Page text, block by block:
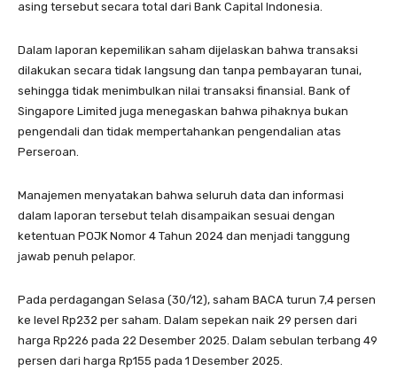
asing tersebut secara total dari Bank Capital Indonesia.
Dalam laporan kepemilikan saham dijelaskan bahwa transaksi
dilakukan secara tidak langsung dan tanpa pembayaran tunai,
sehingga tidak menimbulkan nilai transaksi finansial. Bank of
Singapore Limited juga menegaskan bahwa pihaknya bukan
pengendali dan tidak mempertahankan pengendalian atas
Perseroan.
Manajemen menyatakan bahwa seluruh data dan informasi
dalam laporan tersebut telah disampaikan sesuai dengan
ketentuan POJK Nomor 4 Tahun 2024 dan menjadi tanggung
jawab penuh pelapor.
Pada perdagangan Selasa (30/12), saham BACA turun 7,4 persen
ke level Rp232 per saham. Dalam sepekan naik 29 persen dari
harga Rp226 pada 22 Desember 2025. Dalam sebulan terbang 49
persen dari harga Rp155 pada 1 Desember 2025.